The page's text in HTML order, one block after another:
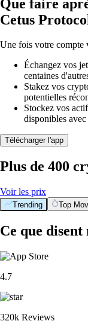
Que faire
Cetus
Une fois votre compte
Échangez vos
centaines
Stakez vos
potentielles
Stockez vos
disponibles
Télécharger l'app
Plus de 400
Voir les prix
Trending Top
Ce que disent
4.7
320k Reviews